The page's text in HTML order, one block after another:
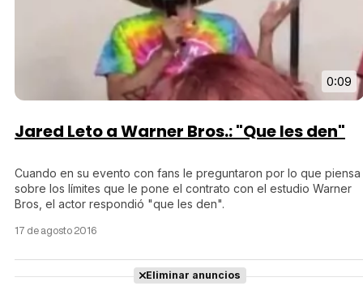
0:09
Jared Leto a Warner Bros.: "Que les den"
Cuando en su evento con fans le preguntaron por lo que piensa
sobre los límites que le pone el contrato con el estudio Warner
Bros, el actor respondió "que les den".
17 de agosto 2016
Eliminar anuncios